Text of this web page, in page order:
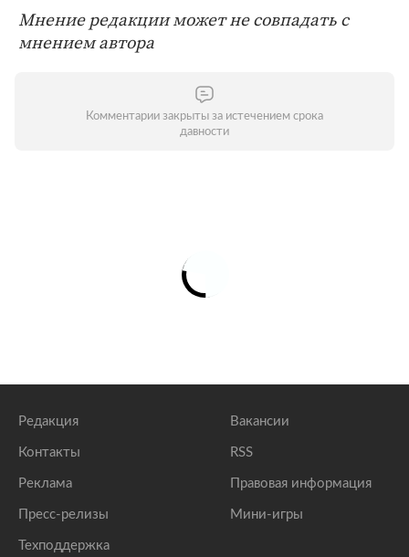
Мнение редакции может не совпадать с
мнением автора
Комментарии закрыты за истечением срока
давности
Редакция
Контакты
Реклама
Пресс-релизы
Техподдержка
Вакансии
RSS
Правовая информация
Мини-игры